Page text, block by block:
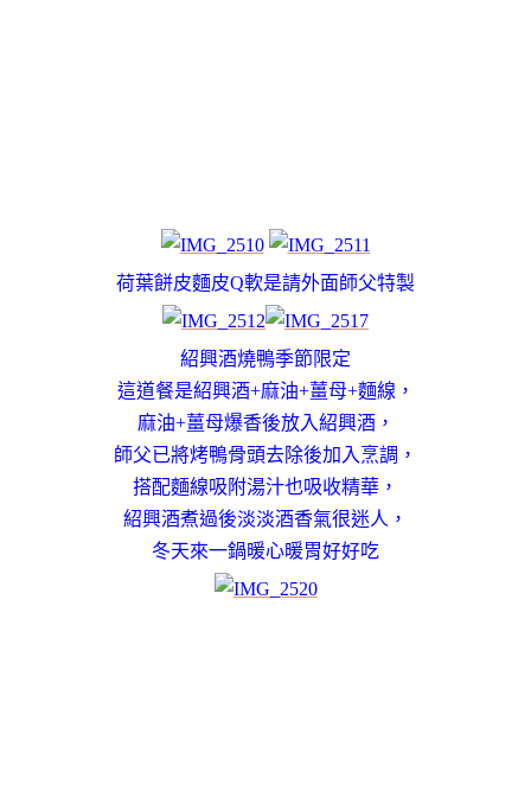
荷葉餅皮麵皮Q軟是請外面師父特製
紹興酒燒鴨季節限定
這道餐是紹興酒+麻油+薑母+麵線，
麻油+薑母爆香後放入紹興酒，
師父已將烤鴨骨頭去除後加入烹調，
搭配麵線吸附湯汁也吸收精華，
紹興酒煮過後淡淡酒香氣很迷人，
冬天來一鍋暖心暖胃好好吃